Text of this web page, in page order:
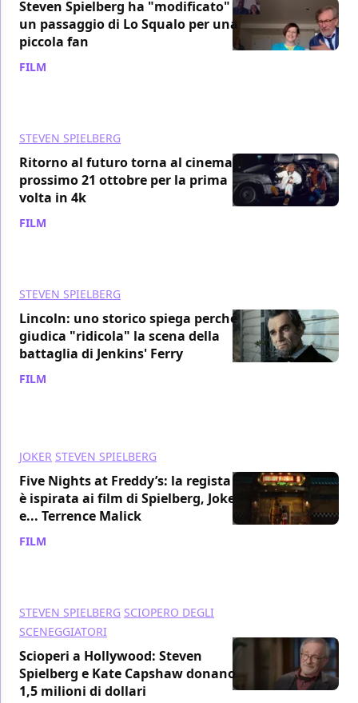
Steven Spielberg ha "modificato"
un passaggio di Lo Squalo per una
piccola fan
FILM
STEVEN SPIELBERG
Ritorno al futuro torna al cinema il
prossimo 21 ottobre per la prima
volta in 4k
FILM
STEVEN SPIELBERG
Lincoln: uno storico spiega perché
giudica "ridicola" la scena della
battaglia di Jenkins' Ferry
FILM
JOKER STEVEN SPIELBERG
Five Nights at Freddy’s: la regista si
è ispirata ai film di Spielberg, Joker
e... Terrence Malick
FILM
STEVEN SPIELBERG SCIOPERO DEGLI
SCENEGGIATORI
Scioperi a Hollywood: Steven
Spielberg e Kate Capshaw donano
1,5 milioni di dollari